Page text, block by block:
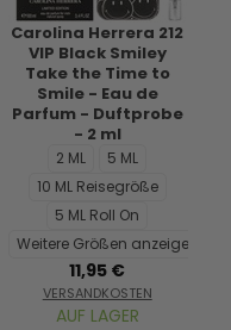
Carolina Herrera 212
VIP Black Smiley
Take the Time to
Smile - Eau de
Parfum - Duftprobe
- 2 ml
2 ML
5 ML
10 ML Reisegröße
5 ML Roll On
Weitere Größen anzeigen...
11,95 €
VERSANDKOSTEN
AUF LAGER